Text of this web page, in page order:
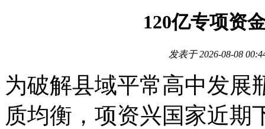
120亿专项资
发表于2026-08-08
为破解县域平常高中发展
质均衡，项资兴国家近期